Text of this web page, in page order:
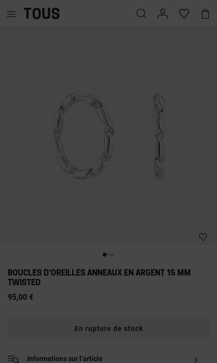
BOUCLES D’OREILLES ANNEAUX EN ARGENT 15 MM
TWISTED
95,00 €
En rupture de stock
Informations sur l’article